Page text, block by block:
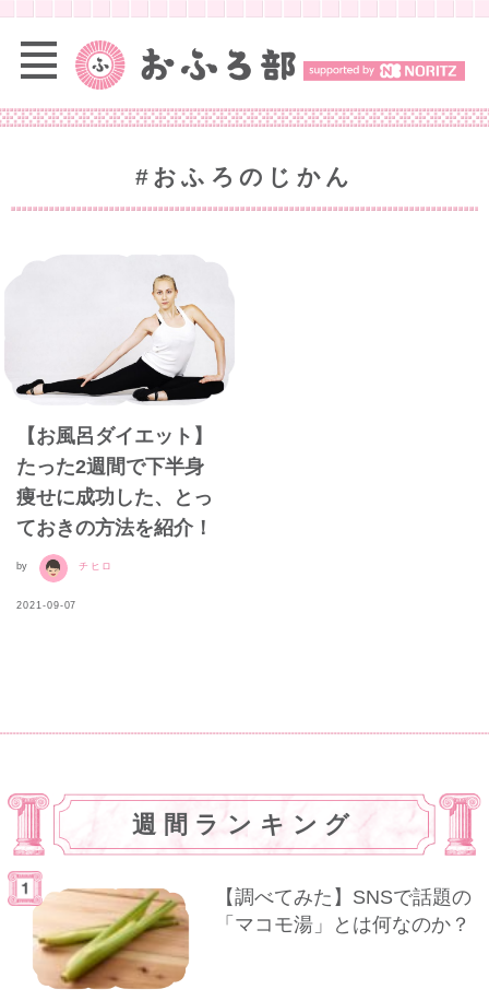
#おふろのじかん
【お風呂ダイエット】
たった2週間で下半身
痩せに成功した、とっ
ておきの方法を紹介！
by チヒロ
2021-09-07
週間ランキング
【調べてみた】SNSで話題の
「マコモ湯」とは何なのか？